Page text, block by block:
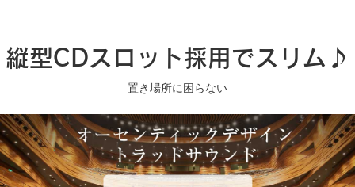
縦型CDスロット採用でスリム♪
置き場所に困らない